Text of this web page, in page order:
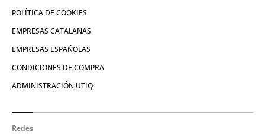
POLÍTICA DE COOKIES
EMPRESAS CATALANAS
EMPRESAS ESPAÑOLAS
CONDICIONES DE COMPRA
ADMINISTRACIÓN UTIQ
Redes